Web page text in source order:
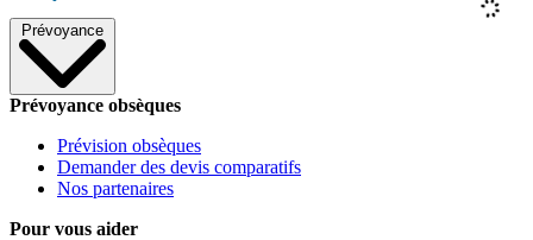
Prévoyance
Prévoyance obsèques
Prévision obsèques
Demander des devis comparatifs
Nos partenaires
Pour vous aider